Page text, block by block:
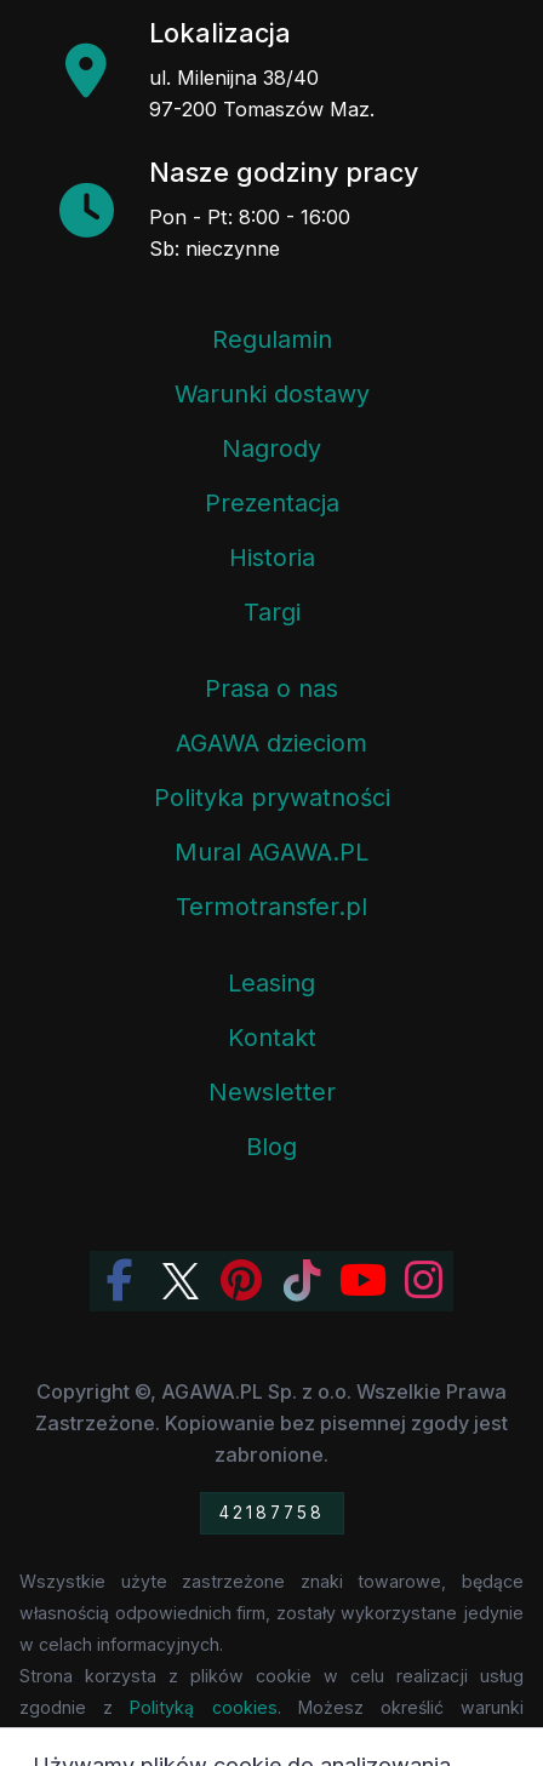
Lokalizacja
ul. Milenijna 38/40
97-200 Tomaszów Maz.
Nasze godziny pracy
Pon - Pt: 8:00 - 16:00
Sb: nieczynne
Regulamin
Warunki dostawy
Nagrody
Prezentacja
Historia
Targi
Prasa o nas
AGAWA dzieciom
Polityka prywatności
Mural AGAWA.PL
Termotransfer.pl
Leasing
Kontakt
Newsletter
Blog
Copyright ©, AGAWA.PL Sp. z o.o. Wszelkie Prawa
Zastrzeżone. Kopiowanie bez pisemnej zgody jest
zabronione.
42187758
Wszystkie użyte zastrzeżone znaki towarowe, będące
własnością odpowiednich firm, zostały wykorzystane jedynie
w celach informacyjnych.
Strona korzysta z plików cookie w celu realizacji usług
zgodnie zPolityką cookies. Możesz określić warunki